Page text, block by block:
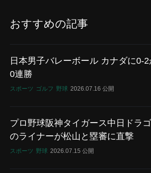
おすすめの記事
日本男子バレーボール カナダに0-
0連勝
スポーツ ゴルフ 野球 2026.07.16 公開
プロ野球阪神タイガース中日ドラ
のライナーが松山と塁審に直撃
スポーツ 野球 2026.07.15 公開